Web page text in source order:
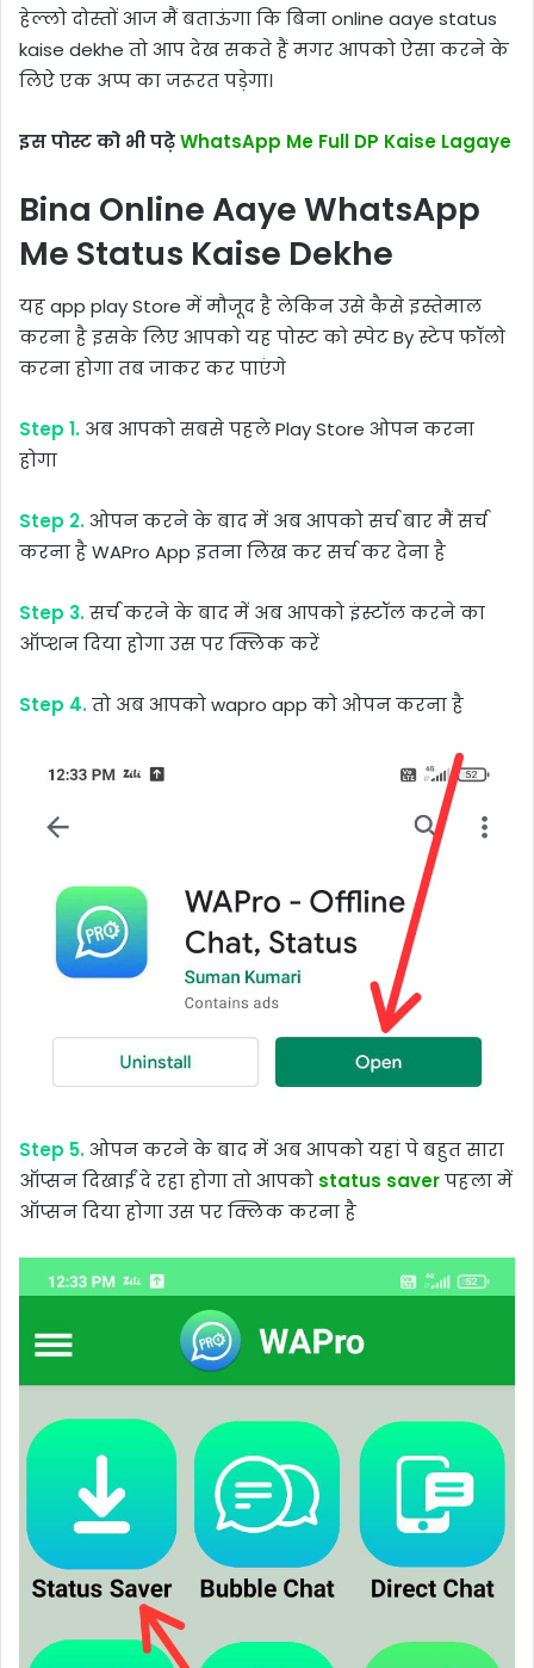
हेल्लो दोस्तों आज मैं बताऊंगा कि बिना online aaye status
kaise dekhe तो आप देख सकते हैं मगर आपको ऐसा करने के
लिऐ एक अप्प का जरूरत पड़ेगा।
इस पोस्ट को भी पढ़ेWhatsApp Me Full DP Kaise Lagaye
Bina Online Aaye WhatsApp
Me Status Kaise Dekhe
यह app play Store में मौजूद है लेकिन उसे कैसे इस्तेमाल
करना है इसके लिए आपको यह पोस्ट को स्पेट By स्टेप फॉलो
करना होगा तब जाकर कर पाएंगे
Step 1. अब आपको सबसे पहले Play Store ओपन करना
होगा
Step 2.ओपन करने के बाद में अब आपको सर्च बार मैं सर्च
करना है WAPro App इतना लिख कर सर्च कर देना है
Step 3.सर्च करने के बाद में अब आपको इंस्टॉल करने का
ऑप्शन दिया होगा उस पर क्लिक करें
Step 4.तो अब आपको wapro app को ओपन करना है
Step 5.ओपन करने के बाद में अब आपको यहां पे बहुत सारा
ऑप्सन दिखाईं दे रहा होगा तो आपको status saverपहला में
ऑप्सन दिया होगा उस पर क्लिक करना है